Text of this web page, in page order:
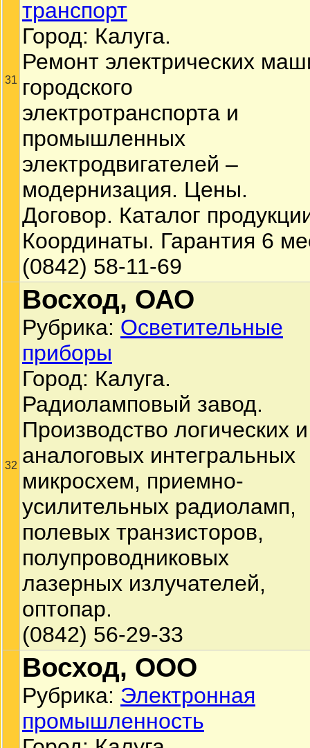
31
транспорт
Город: Калуга.
Ремонт электрических
городского
электротранспорта и
промышленных
электродвигателей –
модернизация. Цены.
Договор. Каталог
Координаты. Гарантия 6
(0842) 58-11-69
32
Восход, ОАО
Рубрика: Осветительные
приборы
Город: Калуга.
Радиоламповый завод.
Производство логических и
аналоговых интегральных
микросхем, приемно-
усилительных радиоламп,
полевых транзисторов,
полупроводниковых
лазерных излучателей,
оптопар.
(0842) 56-29-33
Восход, ООО
Рубрика: Электронная
промышленность